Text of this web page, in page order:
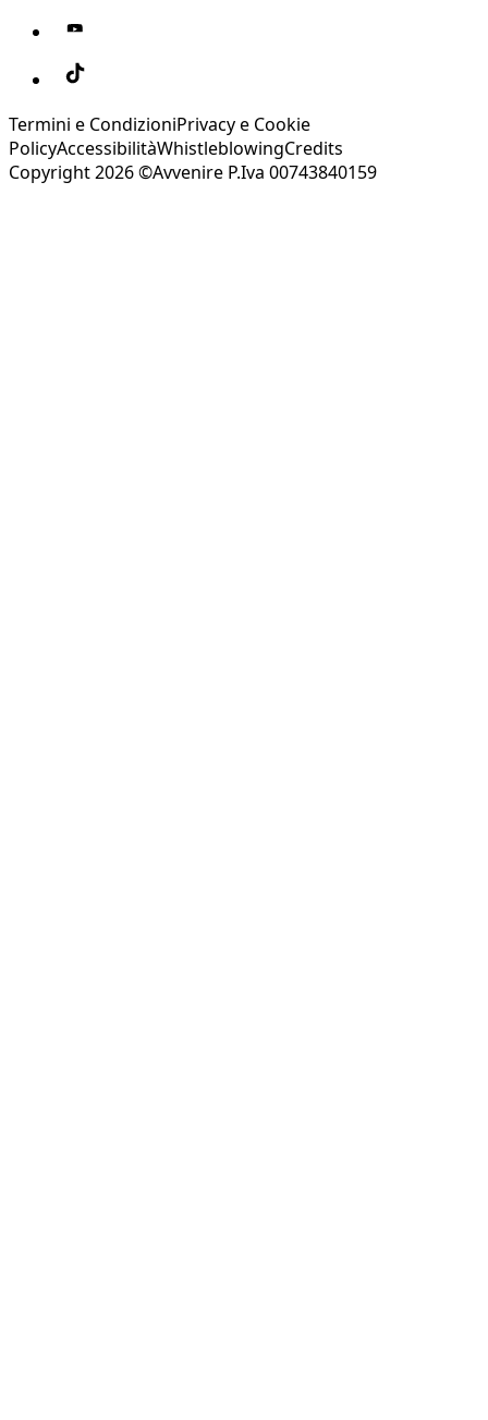
Termini e CondizioniPrivacy e Cookie
PolicyAccessibilitàWhistleblowingCredits
Copyright 2026 ©Avvenire P.Iva 00743840159